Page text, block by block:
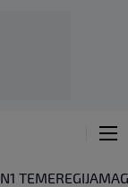
N1 TEMEREGIJA